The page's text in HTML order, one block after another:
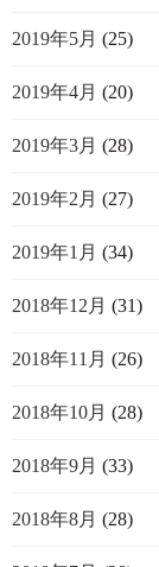
2019年5月 (25)
2019年4月 (20)
2019年3月 (28)
2019年2月 (27)
2019年1月 (34)
2018年12月 (31)
2018年11月 (26)
2018年10月 (28)
2018年9月 (33)
2018年8月 (28)